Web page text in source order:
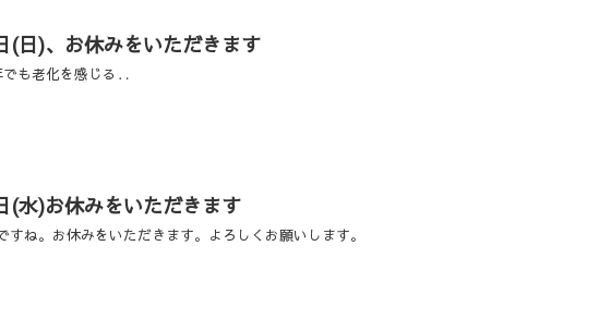
(日)、お休みをいただきます
でも老化を感じる‥
(水)お休みをいただきます
すね。お休みをいただきます。よろしくお願いします。